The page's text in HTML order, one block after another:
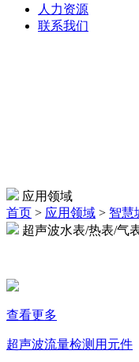
人力资源
联系我们
应用领域
首页 > 应用领域 > 智慧
超声波水表/热表/气
查看更多
超声波流量检测用元件